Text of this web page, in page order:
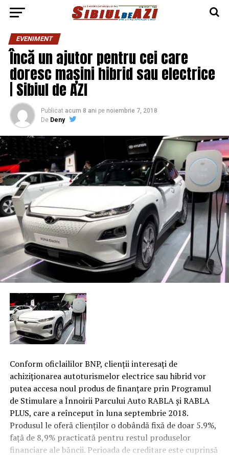
EVENIMENT
Încă un ajutor pentru cei care
doresc mașini hibrid sau electrice
| Sibiul de AZI
Publicat acum 8 ani pe noiembrie 7, 2018
De Deny
Conform oficlaililor BNP, clienţii interesaţi de
achiziţionarea autoturismelor electrice sau hibrid vor
putea accesa noul produs de finanţare prin Programul
de Stimulare a Înnoirii Parcului Auto RABLA şi RABLA
PLUS, care a reînceput în luna septembrie 2018.
Produsul le oferă clienţilor o dobândă fixă de doar 5.9%,
faţă de 8,9% practicată pentru restul produselor
financiare ale băncii. Perioada de creditare este cuprinsă